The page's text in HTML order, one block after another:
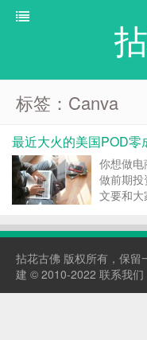
标签：Canva
最近大火的美国POD零
你想做
做前期
文要和大
么是
拈花古佛 版权所有，保留
建 © 2010-2022 联系我们